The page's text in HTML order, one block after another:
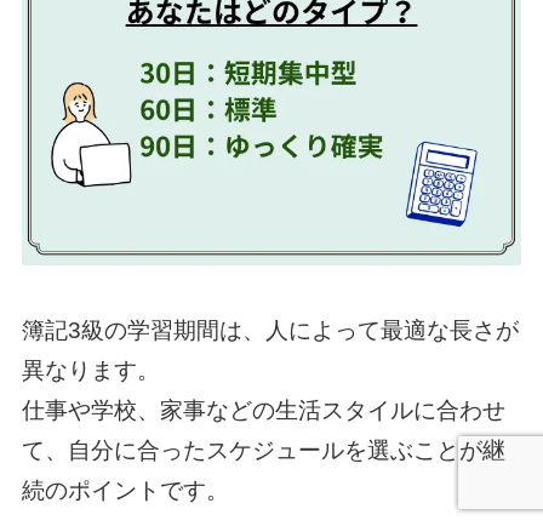
簿記3級の学習期間は、人によって最適な長さが
異なります。
仕事や学校、家事などの生活スタイルに合わせ
て、自分に合ったスケジュールを選ぶことが継
続のポイントです。